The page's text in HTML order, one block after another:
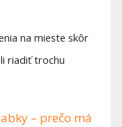
na mieste skôr
riadiť trochu
– prečo má